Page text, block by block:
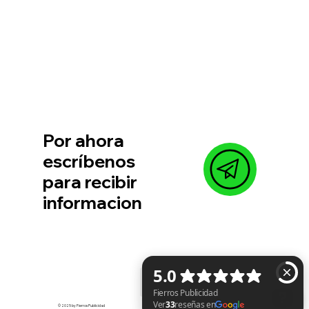
Por ahora
escríbenos
para recibir
informacion
© 2025 by Fierros Publicidad